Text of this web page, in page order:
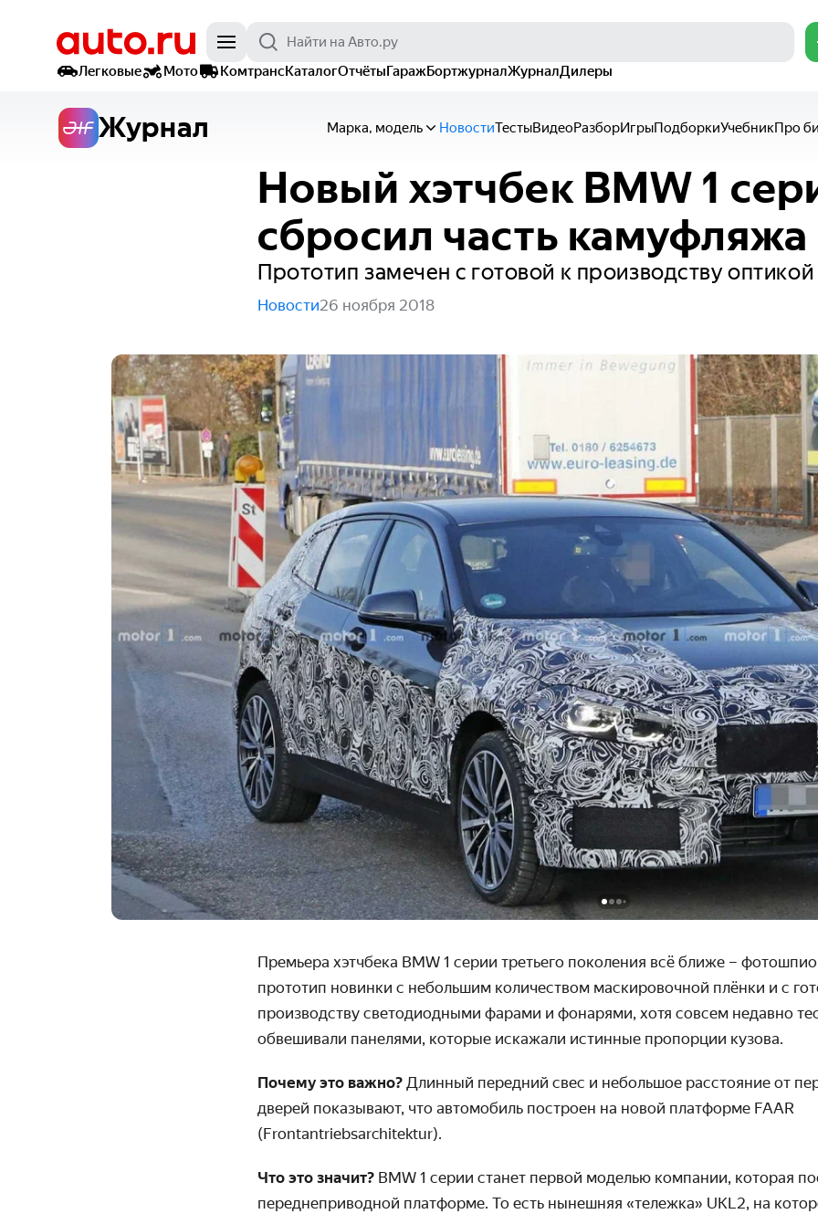
Легковые
Мото КомтрансКаталогОтчётыГаражБортжурналЖурналДилеры
Журнал Марка, модель НовостиТестыВидеоРазборИгрыПодборкиУчебникПро
Новый хэтчбек BMW 1
сбросил часть камуфляжа
Прототип замечен с готовой к производству оптикой
Новости26 ноября 2018
Премьера хэтчбека BMW 1 серии третьего поколения всё ближе –
прототип новинки с небольшим количеством маскировочной плёнки и с
производству светодиодными фарами и фонарями, хотя совсем недавно
обвешивали панелями, которые искажали истинные пропорции кузова.
Почему это важно? Длинный передний свес и небольшое расстояние от
дверей показывают, что автомобиль построен на новой платформе FAAR
(Frontantriebsarchitektur).
Что это значит? BMW 1 серии станет первой моделью компании, которая
переднеприводной платформе. То есть нынешняя «тележка» UKL2, на